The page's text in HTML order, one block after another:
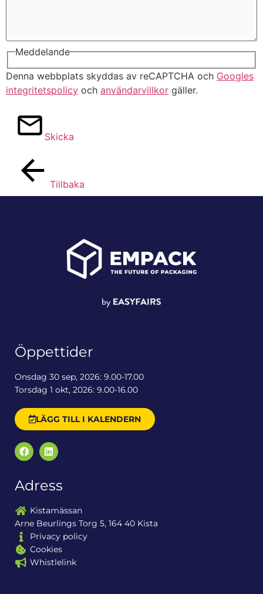
Meddelande
Denna webbplats skyddas av reCAPTCHA och Googles
integritetspolicy och användarvillkor gäller.
Skicka
Tillbaka
Öppettider
Onsdag 30 sep, 2026: 9.00-17.00
Torsdag 1 okt, 2026: 9.00-16.00
LÄGG TILL I KALENDERN
Adress
Kistamässan
Arne Beurlings Torg 5, 164 40 Kista
Privacy policy
Cookies
Whistlelink